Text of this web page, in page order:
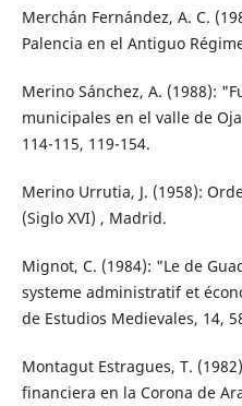
Merchán Fernández, A. C.
Palencia en el Antiguo
Merino Sánchez, A. (1988):
municipales en el valle de
114-115, 119-154.
Merino Urrutia, J. (1958):
(Siglo XVI) , Madrid.
Mignot, C. (1984): "Le de
systeme administratif et
de Estudios Medievales, 14,
Montagut Estragues, T.
financiera en la Corona de